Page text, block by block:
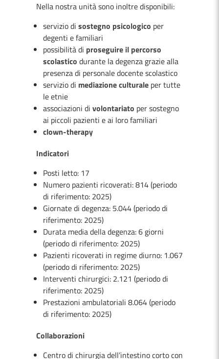
Nella nostra unità sono inoltre disponibili:
servizio di sostegno psicologico per
degenti e familiari
possibilità di proseguire il percorso
scolastico durante la degenza grazie alla
presenza di personale docente scolastico
servizio di mediazione culturale per tutte
le etnie
associazioni di volontariato per sostegno
ai piccoli pazienti e ai loro familiari
clown-therapy
Indicatori
Posti letto: 17
Numero pazienti ricoverati: 814 (periodo
di riferimento: 2025)
Giornate di degenza: 5.044 (periodo di
riferimento: 2025)
Durata media della degenza: 6 giorni
(periodo di riferimento: 2025)
Pazienti ricoverati in regime diurno: 1.067
(periodo di riferimento: 2025)
Interventi chirurgici: 2.121 (periodo di
riferimento: 2025)
Prestazioni ambulatoriali 8.064 (periodo
di riferimento: 2025)
Collaborazioni
Centro di chirurgia dell’intestino corto con